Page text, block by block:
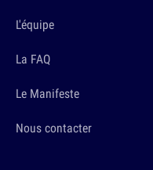
L'équipe
La FAQ
Le Manifeste
Nous contacter